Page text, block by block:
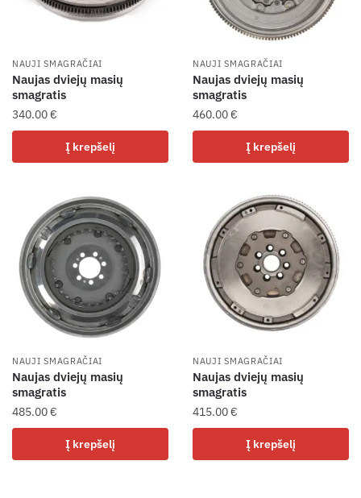
NAUJI SMAGRAČIAI
Naujas dviejų masių
smagratis
340.00€
Į krepšelį
NAUJI SMAGRAČIAI
Naujas dviejų masių
smagratis
460.00€
Į krepšelį
NAUJI SMAGRAČIAI
Naujas dviejų masių
smagratis
485.00€
Į krepšelį
NAUJI SMAGRAČIAI
Naujas dviejų masių
smagratis
415.00€
Į krepšelį